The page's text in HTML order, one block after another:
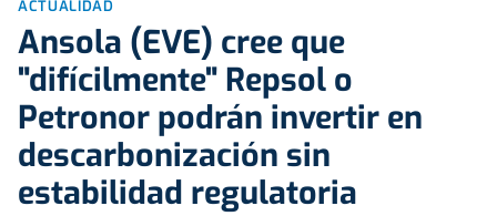
ACTUALIDAD
Ansola (EVE) cree que
"difícilmente" Repsol o
Petronor podrán invertir en
descarbonización sin
estabilidad regulatoria